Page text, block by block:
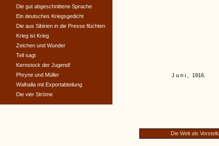
Juni, 1916.
Die Welt als
Die gut abgeschnittene Sprache
Ein deutsches Kriegsgedicht
Die aus Sibirien in die Presse flüchten
Krieg ist Krieg
Zeichen und Wunder
Tell sagt
Kernstock der Jugend!
Phryne und Müller
Walhalla mit Exportabteilung
Die vier Ströme